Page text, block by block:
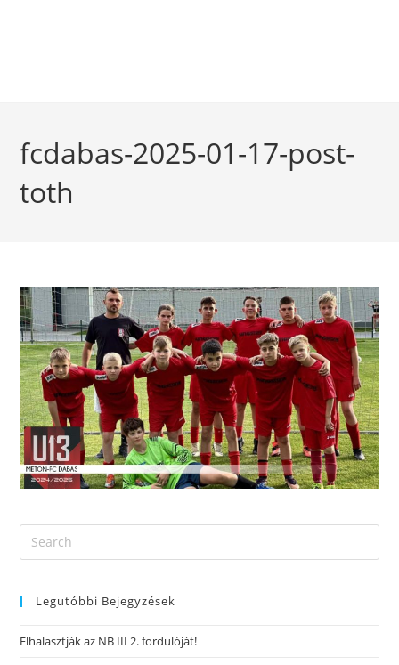
fcdabas-2025-01-17-post-
toth
Legutóbbi Bejegyzések
Elhalasztják az NB III 2. fordulóját!